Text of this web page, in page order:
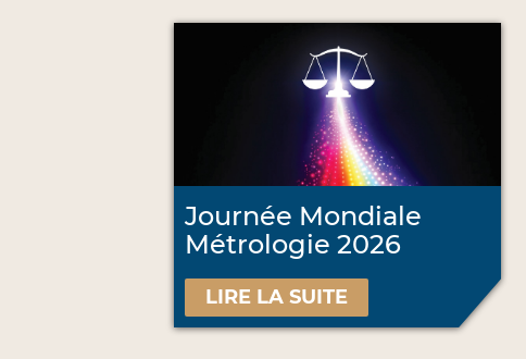
Journée Mondiale
Métrologie 2026
LIRE LA SUITE